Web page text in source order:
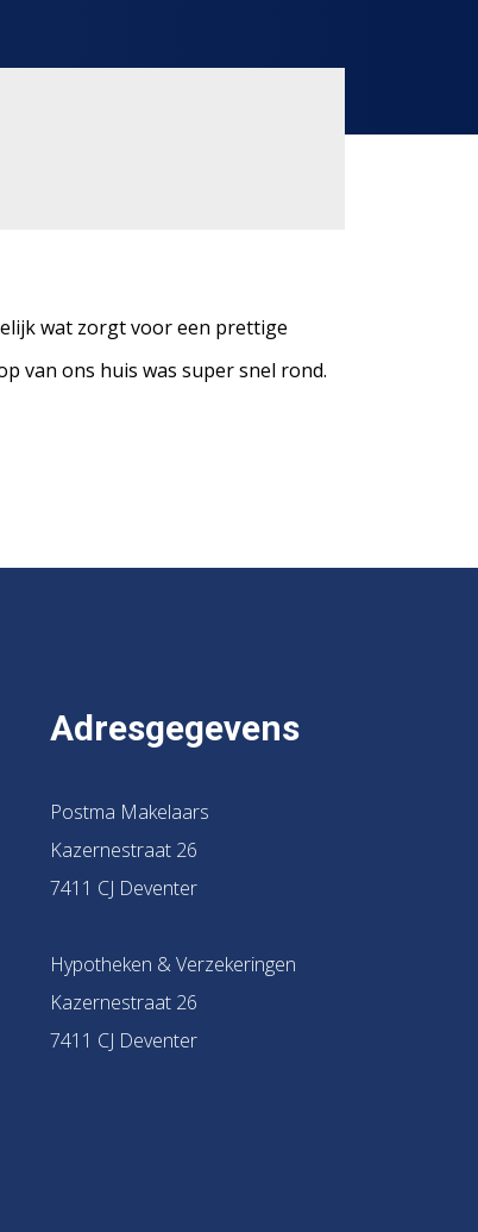
wat zorgt voor een prettige
van ons huis was super snel rond.
Adresgegevens
Postma Makelaars
Kazernestraat 26
7411 CJ Deventer
Hypotheken & Verzekeringen
Kazernestraat 26
7411 CJ Deventer